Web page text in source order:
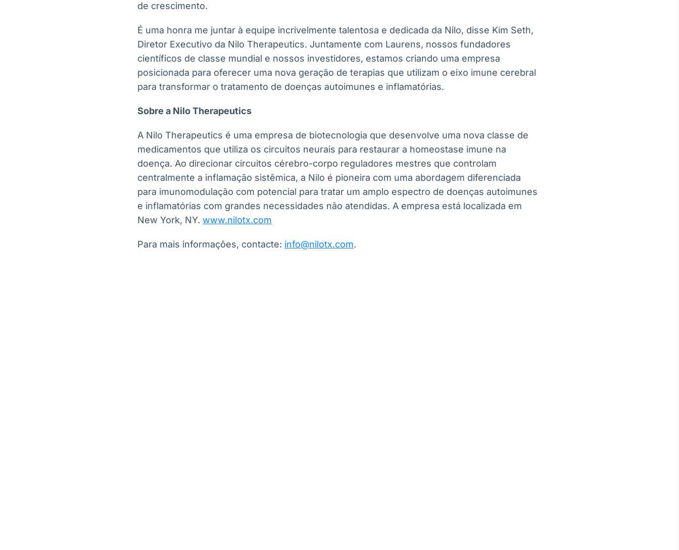
de crescimento.
É uma honra me juntar à equipe incrivelmente talentosa e dedicada da Nilo, disse Kim Seth,
Diretor Executivo da Nilo Therapeutics. Juntamente com Laurens, nossos fundadores
científicos de classe mundial e nossos investidores, estamos criando uma empresa
posicionada para oferecer uma nova geração de terapias que utilizam o eixo imune cerebral
para transformar o tratamento de doenças autoimunes e inflamatórias.
Sobre a Nilo Therapeutics
A Nilo Therapeutics é uma empresa de biotecnologia que desenvolve uma nova classe de
medicamentos que utiliza os circuitos neurais para restaurar a homeostase imune na
doença. Ao direcionar circuitos cérebro-corpo reguladores mestres que controlam
centralmente a inflamação sistêmica, a Nilo é pioneira com uma abordagem diferenciada
para imunomodulação com potencial para tratar um amplo espectro de doenças autoimunes
e inflamatórias com grandes necessidades não atendidas. A empresa está localizada em
New York, NY. www.nilotx.com
Para mais informações, contacte: info@nilotx.com.